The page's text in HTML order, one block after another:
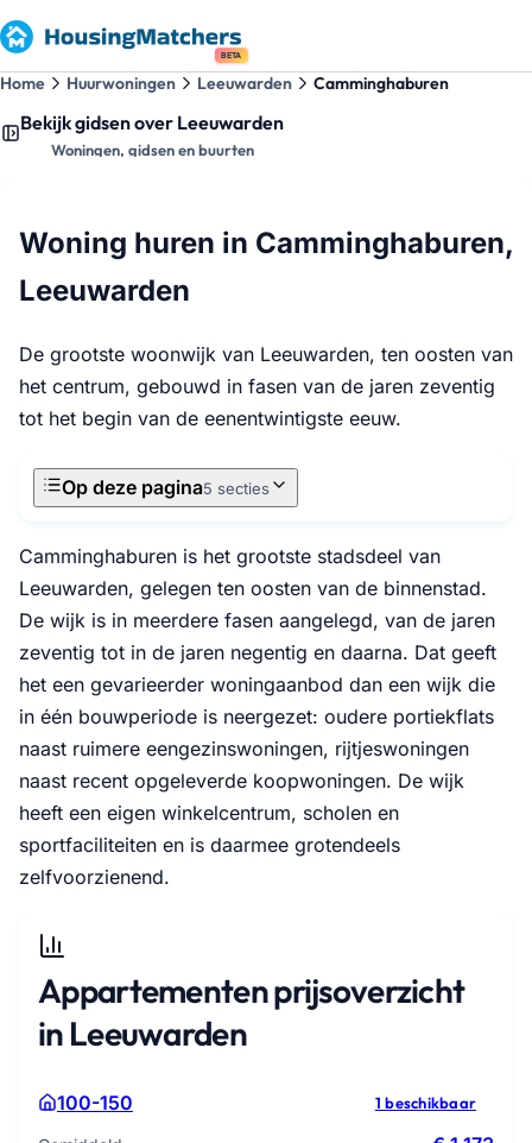
BETA
Home Huurwoningen Leeuwarden Camminghaburen
Bekijk gidsen over Leeuwarden
Woningen, gidsen en buurten
Woning huren in Camminghaburen,
Leeuwarden
De grootste woonwijk van Leeuwarden, ten oosten van
het centrum, gebouwd in fasen van de jaren zeventig
tot het begin van de eenentwintigste eeuw.
Op deze pagina5 secties
Camminghaburen is het grootste stadsdeel van
Leeuwarden, gelegen ten oosten van de binnenstad.
De wijk is in meerdere fasen aangelegd, van de jaren
zeventig tot in de jaren negentig en daarna. Dat geeft
het een gevarieerder woningaanbod dan een wijk die
in één bouwperiode is neergezet: oudere portiekflats
naast ruimere eengezinswoningen, rijtjeswoningen
naast recent opgeleverde koopwoningen. De wijk
heeft een eigen winkelcentrum, scholen en
sportfaciliteiten en is daarmee grotendeels
zelfvoorzienend.
Appartementen prijsoverzicht
in Leeuwarden
100-150 1 beschikbaar